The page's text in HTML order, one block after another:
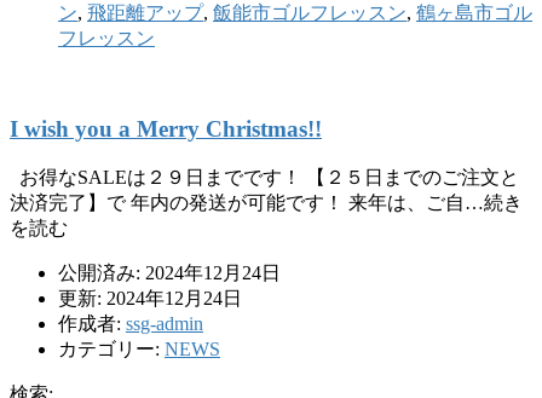
ン, 飛距離アップ, 飯能市ゴルフレッスン, 鶴ヶ島市ゴル
フレッスン
I wish you a Merry Christmas!!
お得なSALEは２９日までです！ 【２５日までのご注文と
決済完了】で 年内の発送が可能です！ 来年は、ご自…続き
を読む
公開済み: 2024年12月24日
更新: 2024年12月24日
作成者: ssg-admin
カテゴリー: NEWS
検索: